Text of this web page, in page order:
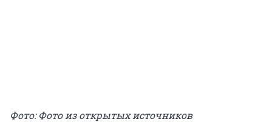
Фото: Фото из открытых источников